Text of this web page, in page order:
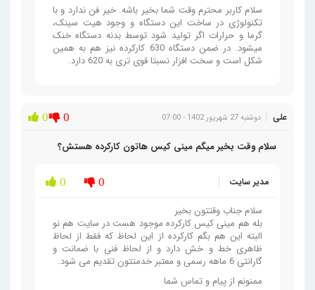
سلام کاربر محترم وقت شما بخیر باشه. خیر فن ندارد و با
تکنولوژی در ساخت این دستگاه و وجود هیت سینک،
گرما و حرارات اگر تولید شود توسط بدنه دستگاه خنک
میشود. در ضمن دستگاه 630 کارکرده نیز هم به همین
شکل است و سخت افزار نسبتا قوی تری به 620 دارد.
علی دوشنبه 27 شهریور 1402 - 07:00 0 0
سلام وقت بخیر میگم مینی کیس هاتون کارکرده هستش؟
مدیر سایت 0 0
سلام جناب وقتتون بخیر
بله هم مینی کیس کارکرده موجود هست در سایت هم نو
البته این هم بگم کارکرده از این لحاظ که فقط از لحاظ
ظاهری خط و خش دارد و از لحاظ فنی با ضمانت و
گارانتی 6 ماهه رسمی و معتبر خدمتتون تقدیم می شود.
ممنونم از پیام و تماس شما